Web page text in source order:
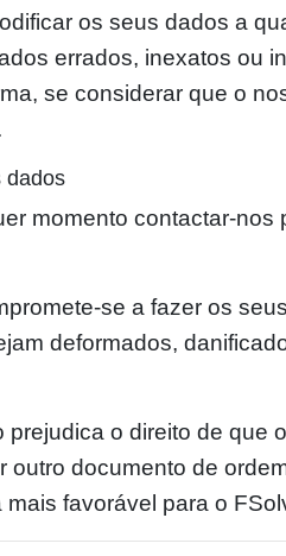
os seus dados a
errados, inexatos ou
se considerar que o
dados
momento contactar-
se a fazer os
deformados,
prejudica o direito de que
outro documento de
mais favorável para o